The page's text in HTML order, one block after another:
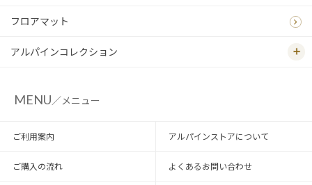
フロアマット
アルパインコレクション
MENU／メニュー
ご利用案内 アルパインストアについて
ご購入の流れ よくあるお問い合わせ